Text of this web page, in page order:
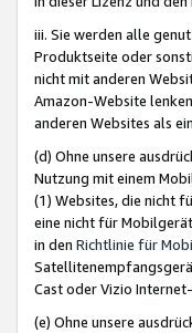
iii. Sie werden alle
Produktseite oder
nicht mit anderen
Amazon-Website
anderen Websites als
(d) Ohne unsere
Nutzung mit einem
(1) Websites, die nicht
eine nicht für
in den Richtlinie für
Cast oder Vizio
(e) Ohne unsere